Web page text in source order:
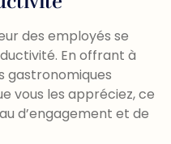
des employés se
En offrant à
gastronomiques
vous les appréciez, ce
d’engagement et de